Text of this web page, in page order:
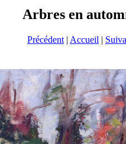
Arbres en
Précédent | Accueil |